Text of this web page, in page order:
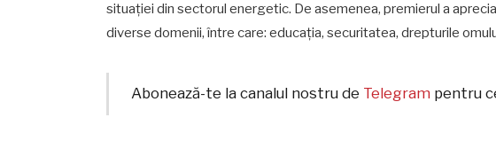
situației din sectorul energetic. De asemenea, premierul a
diverse domenii, între care: educația, securitatea, drepturile
Abonează-te la canalul nostru de Telegram pentru